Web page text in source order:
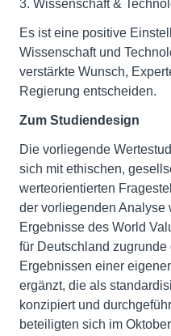
3. Wissenschaft &
Es ist eine positive
Wissenschaft und
verstärkte Wunsch,
Regierung entscheiden.
Zum Studiendesign
Die vorliegende
sich mit ethischen,
werteorientierten
der vorliegenden Analyse
Ergebnisse des World
für Deutschland zugrunde
Ergebnissen einer
ergänzt, die als
konzipiert und
beteiligten sich im